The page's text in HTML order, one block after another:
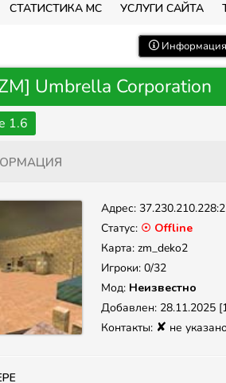
СТАТИСТИКА МС УСЛУГИ САЙТА
Umbrella Corporation
1.6
Адрес:
Статус: ☉ Offline
Карта: zm_deko2
Игроки: 0/32
Мод: Неизвестно
Добавлен: 28.11.2025
Контакты: ✘ не